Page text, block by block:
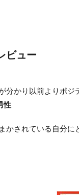
事業なし」言われま
う行為だけではなく
の人生を振り返り
感できます。もし
。ですから、セール
ビュー
分かり以前よりポジ
性
かされている自分